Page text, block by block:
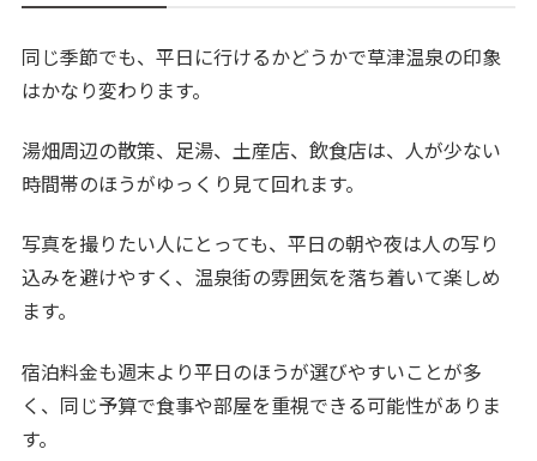
同じ季節でも、平日に行けるかどうかで草津温泉の印象
はかなり変わります。
湯畑周辺の散策、足湯、土産店、飲食店は、人が少ない
時間帯のほうがゆっくり見て回れます。
写真を撮りたい人にとっても、平日の朝や夜は人の写り
込みを避けやすく、温泉街の雰囲気を落ち着いて楽しめ
ます。
宿泊料金も週末より平日のほうが選びやすいことが多
く、同じ予算で食事や部屋を重視できる可能性がありま
す。